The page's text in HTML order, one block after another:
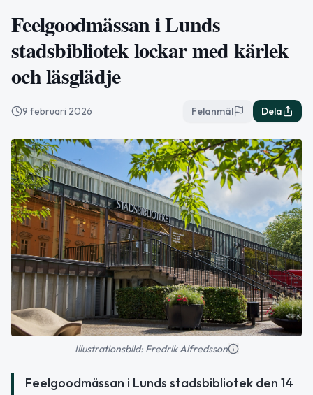
Feelgoodmässan i Lunds
stadsbibliotek lockar med kärlek
och läsglädje
9 februari 2026 Felanmäl Dela
Illustrationsbild: Fredrik Alfredsson
Feelgoodmässan i Lunds stadsbibliotek den 14